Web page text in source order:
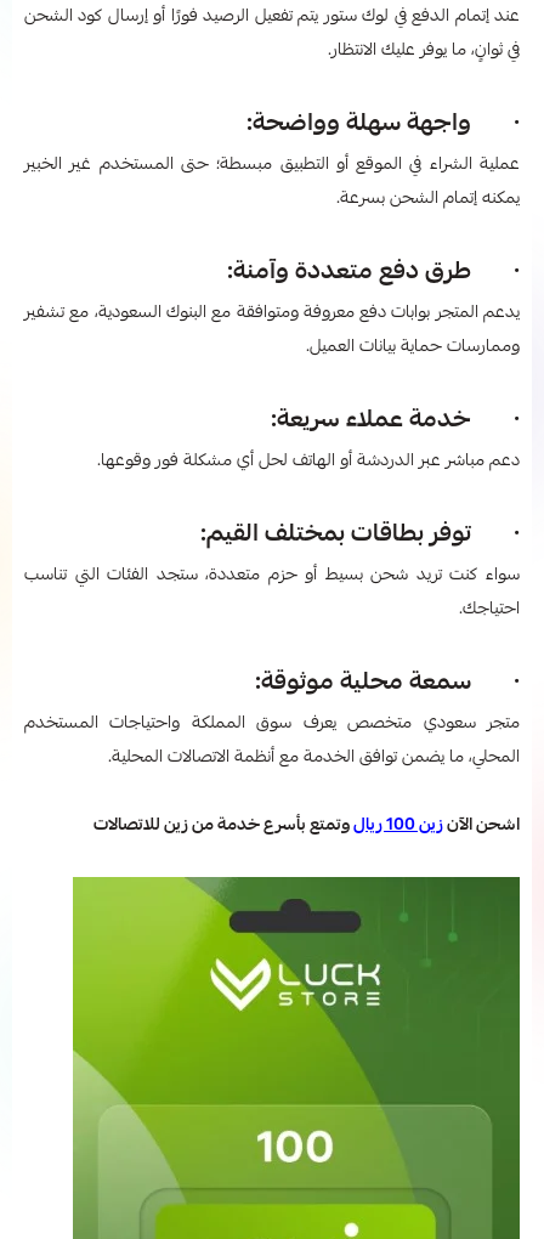
عند إتمام الدفع في لوك ستور يتم تفعيل الرصيد فورًا أو إرسال كود الشحن
في ثوانٍ، ما يوفر عليك الانتظار.
· واجهة سهلة وواضحة:
عملية الشراء في الموقع أو التطبيق مبسطة؛ حتى المستخدم غير الخبير
يمكنه إتمام الشحن بسرعة.
· طرق دفع متعددة وآمنة:
يدعم المتجر بوابات دفع معروفة ومتوافقة مع البنوك السعودية، مع تشفير
وممارسات حماية بيانات العميل.
· خدمة عملاء سريعة:
دعم مباشر عبر الدردشة أو الهاتف لحل أي مشكلة فور وقوعها.
· توفر بطاقات بمختلف القيم:
سواء كنت تريد شحن بسيط أو حزم متعددة، ستجد الفئات التي تناسب
احتياجك.
· سمعة محلية موثوقة:
متجر سعودي متخصص يعرف سوق المملكة واحتياجات المستخدم
المحلي، ما يضمن توافق الخدمة مع أنظمة الاتصالات المحلية.
اشحن الآنزين 100 ريال وتمتع بأسرع خدمة من زين للاتصالات